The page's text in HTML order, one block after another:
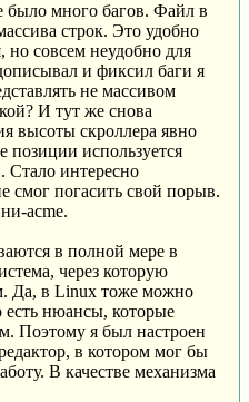
было много багов. Файл в
строк. Это удобно
но совсем неудобно для
и фиксил баги я
не массивом
И тут же снова
высоты скроллера явно
позиции используется
Стало интересно
смог погасить свой порыв.
acme.
в полной мере в
через которую
Да, в Linux тоже можно
есть нюансы, которые
Поэтому я был настроен
в котором мог бы
В качестве механизма